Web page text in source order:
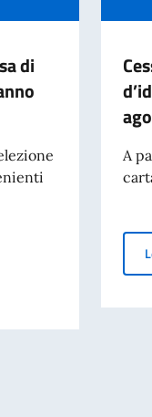
Internazionale, On.
di
offerte dal MAECI
A